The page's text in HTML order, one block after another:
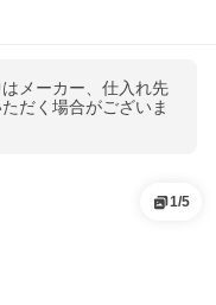
メーカー、仕入れ先
だく場合がございま
1/5